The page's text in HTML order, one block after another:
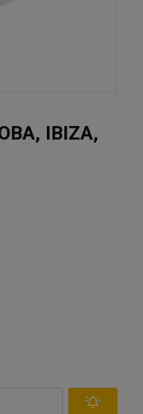
IBIZA,